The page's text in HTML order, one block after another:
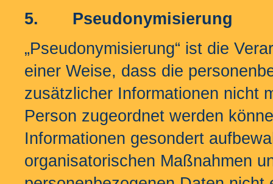
5. Pseudonymisierung
„Pseudonymisierung“ ist die
einer Weise, dass die
zusätzlicher Informationen nicht
Person zugeordnet werden
Informationen gesondert
organisatorischen Maßnahmen